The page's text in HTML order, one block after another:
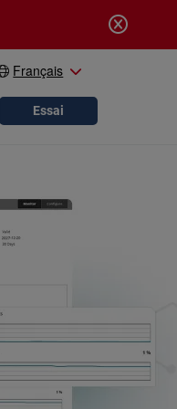
Français
search
Essai